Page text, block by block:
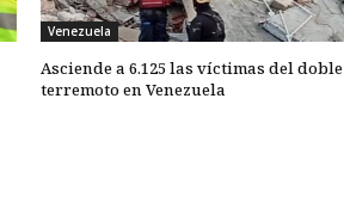
Venezuela
Asciende a 6.125 las víctimas del doble
terremoto en Venezuela